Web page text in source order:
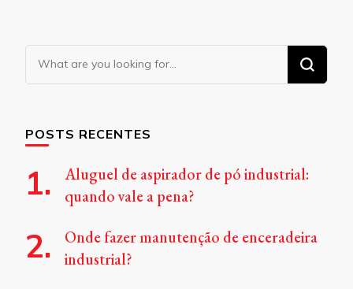
Looking
for
POSTS RECENTES
Aluguel de aspirador de pó industrial:
quando vale a pena?
Onde fazer manutenção de enceradeira
industrial?